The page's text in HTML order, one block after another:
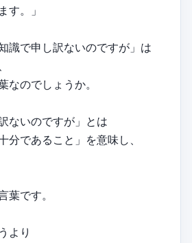
す。」
識で申し訳ないのですが」は
なのでしょうか。
ないのですが」とは
分であること」を意味し、
葉です。
より